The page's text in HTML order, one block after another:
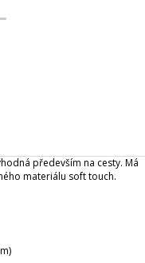
především na cesty. Má
materiálu soft touch.